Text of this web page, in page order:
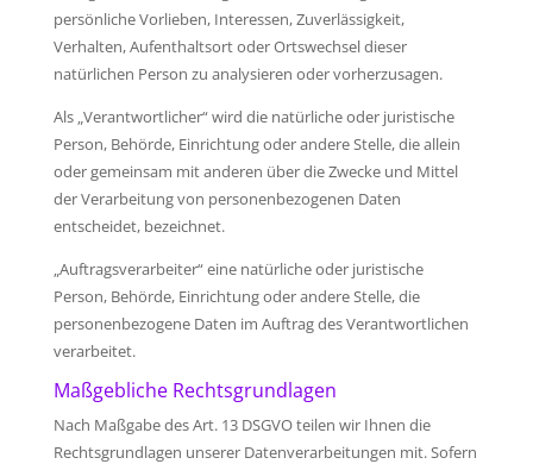
persönliche Vorlieben, Interessen, Zuverlässigkeit,
Verhalten, Aufenthaltsort oder Ortswechsel dieser
natürlichen Person zu analysieren oder vorherzusagen.
Als „Verantwortlicher“ wird die natürliche oder juristische
Person, Behörde, Einrichtung oder andere Stelle, die allein
oder gemeinsam mit anderen über die Zwecke und Mittel
der Verarbeitung von personenbezogenen Daten
entscheidet, bezeichnet.
„Auftragsverarbeiter“ eine natürliche oder juristische
Person, Behörde, Einrichtung oder andere Stelle, die
personenbezogene Daten im Auftrag des Verantwortlichen
verarbeitet.
Maßgebliche Rechtsgrundlagen
Nach Maßgabe des Art. 13 DSGVO teilen wir Ihnen die
Rechtsgrundlagen unserer Datenverarbeitungen mit. Sofern